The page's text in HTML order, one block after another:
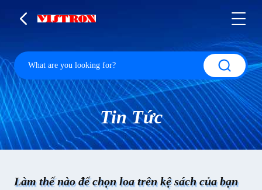
Tin Tức
Làm thế nào để chọn loa trên kệ sách của bạn